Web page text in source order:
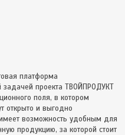
платформа
задачей проекта ТВОЙПРОДУКТ
поля, в котором
открыто и выгодно
возможность удобным для
продукцию, за которой стоит